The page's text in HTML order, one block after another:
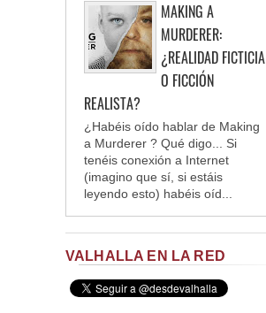
MAKING A
MURDERER:
¿REALIDAD FICTICIA
O FICCIÓN
REALISTA?
¿Habéis oído hablar de Making
a Murderer ? Qué digo... Si
tenéis conexión a Internet
(imagino que sí, si estáis
leyendo esto) habéis oíd...
VALHALLA EN LA RED